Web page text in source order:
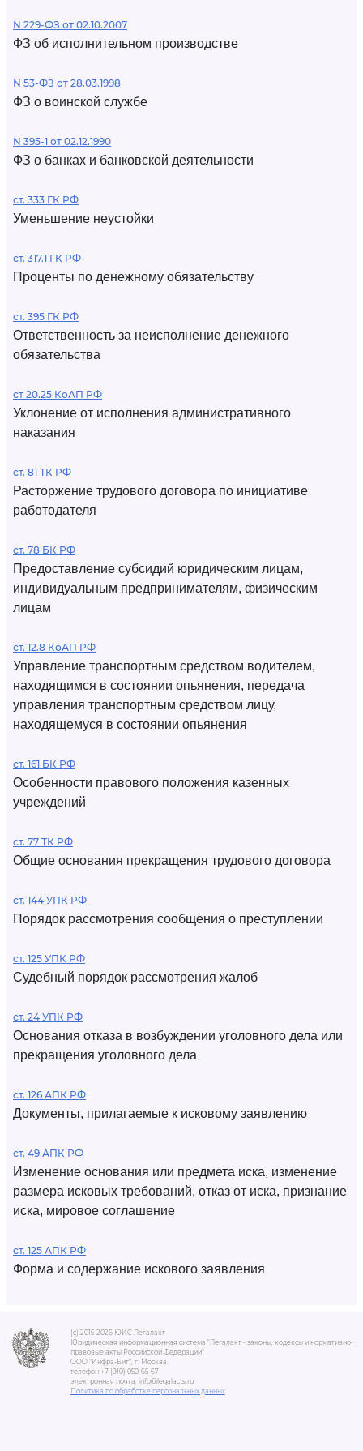
N 229-ФЗ от 02.10.2007
ФЗ об исполнительном производстве
N 53-ФЗ от 28.03.1998
ФЗ о воинской службе
N 395-1 от 02.12.1990
ФЗ о банках и банковской деятельности
ст. 333 ГК РФ
Уменьшение неустойки
ст. 317.1 ГК РФ
Проценты по денежному обязательству
ст. 395 ГК РФ
Ответственность за неисполнение денежного
обязательства
ст 20.25 КоАП РФ
Уклонение от исполнения административного
наказания
ст. 81 ТК РФ
Расторжение трудового договора по инициативе
работодателя
ст. 78 БК РФ
Предоставление субсидий юридическим лицам,
индивидуальным предпринимателям, физическим
лицам
ст. 12.8 КоАП РФ
Управление транспортным средством водителем,
находящимся в состоянии опьянения, передача
управления транспортным средством лицу,
находящемуся в состоянии опьянения
ст. 161 БК РФ
Особенности правового положения казенных
учреждений
ст. 77 ТК РФ
Общие основания прекращения трудового договора
ст. 144 УПК РФ
Порядок рассмотрения сообщения о преступлении
ст. 125 УПК РФ
Судебный порядок рассмотрения жалоб
ст. 24 УПК РФ
Основания отказа в возбуждении уголовного дела или
прекращения уголовного дела
ст. 126 АПК РФ
Документы, прилагаемые к исковому заявлению
ст. 49 АПК РФ
Изменение основания или предмета иска, изменение
размера исковых требований, отказ от иска, признание
иска, мировое соглашение
ст. 125 АПК РФ
Форма и содержание искового заявления
(c) 2015-2026 ЮИС Легалакт
Юридическая информационная система "Легалакт - законы, кодексы и нормативно-
правовые акты Российской Федерации"
ООО "Инфра-Бит", г. Москва.
телефон +7 (910) 050-65-67
электронная почта: info@legalacts.ru
Политика по обработке персональных данных